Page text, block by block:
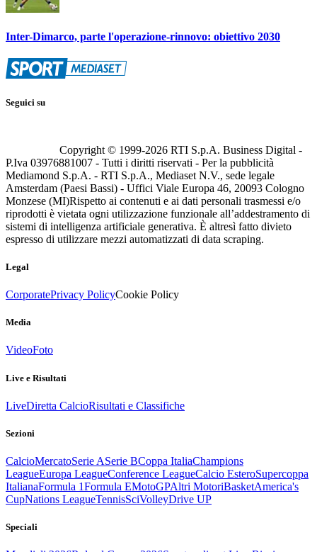
Inter-Dimarco, parte l'operazione-rinnovo: obiettivo 2030
Seguici su
Copyright © 1999-2026 RTI S.p.A. Business Digital -
P.Iva 03976881007 - Tutti i diritti riservati - Per la pubblicità
Mediamond S.p.A. - RTI S.p.A., Mediaset N.V., sede legale
Amsterdam (Paesi Bassi) - Uffici Viale Europa 46, 20093 Cologno
Monzese (MI)Rispetto ai contenuti e ai dati personali trasmessi e/o
riprodotti è vietata ogni utilizzazione funzionale all’addestramento di
sistemi di intelligenza artificiale generativa. È altresì fatto divieto
espresso di utilizzare mezzi automatizzati di data scraping.
Legal
CorporatePrivacy PolicyCookie Policy
Media
VideoFoto
Live e Risultati
LiveDiretta CalcioRisultati e Classifiche
Sezioni
CalcioMercatoSerie ASerie BCoppa ItaliaChampions
LeagueEuropa LeagueConference LeagueCalcio EsteroSupercoppa
ItalianaFormula 1Formula EMotoGPAltri MotoriBasketAmerica's
CupNations LeagueTennisSciVolleyDrive UP
Speciali